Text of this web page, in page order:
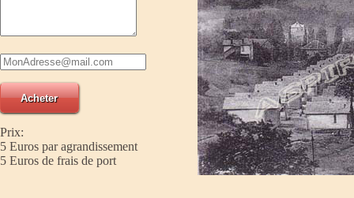
Prix:
5 Euros par agrandissement
5 Euros de frais de port